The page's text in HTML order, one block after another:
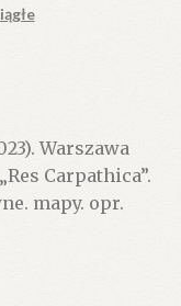
Warszawa
Carpathica”.
mapy. opr.